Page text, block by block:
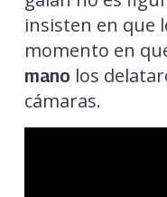
insisten en que
momento en
mano los
cámaras.